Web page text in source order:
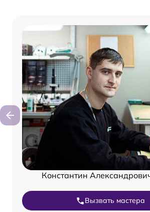
Константин
Вызвать мастера